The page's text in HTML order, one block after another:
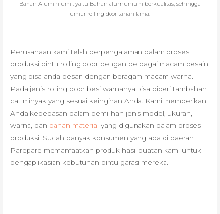
Bahan Aluminium : yaitu Bahan alumunium berkualitas, sehingga
umur rolling door tahan lama.
Perusahaan kami telah berpengalaman dalam proses
produksi pintu rolling door dengan berbagai macam desain
yang bisa anda pesan dengan beragam macam warna.
Pada jenis rolling door besi warnanya bisa diberi tambahan
cat minyak yang sesuai keinginan Anda. Kami memberikan
Anda kebebasan dalam pemilihan jenis model, ukuran,
warna, dan bahan material yang digunakan dalam proses
produksi. Sudah banyak konsumen yang ada di daerah
Parepare memanfaatkan produk hasil buatan kami untuk
pengaplikasian kebutuhan pintu garasi mereka.